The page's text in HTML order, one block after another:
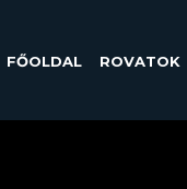
FŐOLDAL ROVATOK